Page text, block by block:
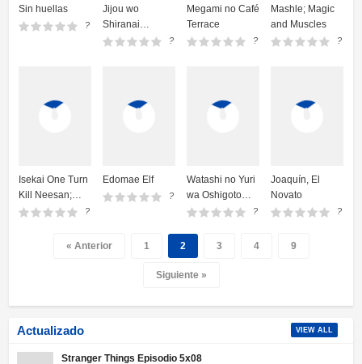
Sin huellas
?
Jijou wo
Shiranai
Tenkousei ga
?
Megami no Café
Terrace
?
Mashle; Magic
and Muscles
?
Isekai One Turn
Kill Neesan;
Ane Douhan no
Hajimemashita
?
Edomae Elf
?
Watashi no Yuri
wa Oshigoto
Desu!
?
Joaquín, El
Novato
?
« Anterior 1 2 3 4 9
Siguiente »
Actualizado VIEW ALL
Stranger Things Episodio 5x08